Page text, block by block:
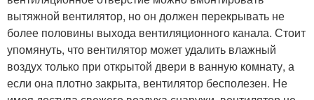
вытяжной вентилятор, но он должен перекрывать не
более половины выхода вентиляционного канала. Стоит
упомянуть, что вентилятор может удалить влажный
воздух только при открытой двери в ванную комнату, а
если она плотно закрыта, вентилятор бесполезен. Не